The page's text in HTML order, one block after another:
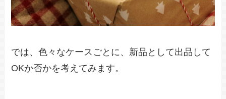
では、色々なケースごとに、新品として出品して
OKか否かを考えてみます。